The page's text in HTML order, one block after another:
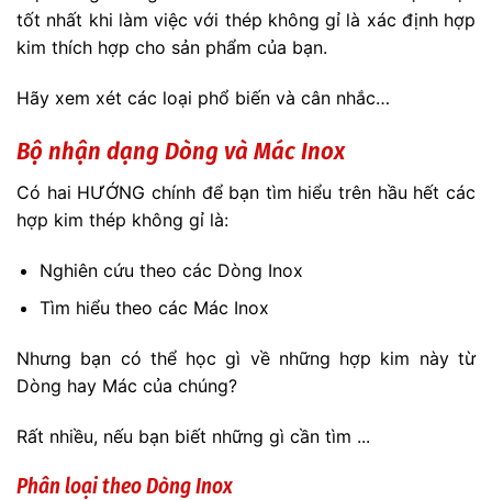
tốt nhất khi làm việc với thép không gỉ là xác định hợp
kim thích hợp cho sản phẩm của bạn.
Hãy xem xét các loại phổ biến và cân nhắc…
Bộ nhận dạng Dòng và Mác Inox
Có hai HƯỚNG chính để bạn tìm hiểu trên hầu hết các
hợp kim thép không gỉ là:
Nghiên cứu theo các Dòng Inox
Tìm hiểu theo các Mác Inox
Nhưng bạn có thể học gì về những hợp kim này từ
Dòng hay Mác của chúng?
Rất nhiều, nếu bạn biết những gì cần tìm ...
Phân loại theo Dòng Inox